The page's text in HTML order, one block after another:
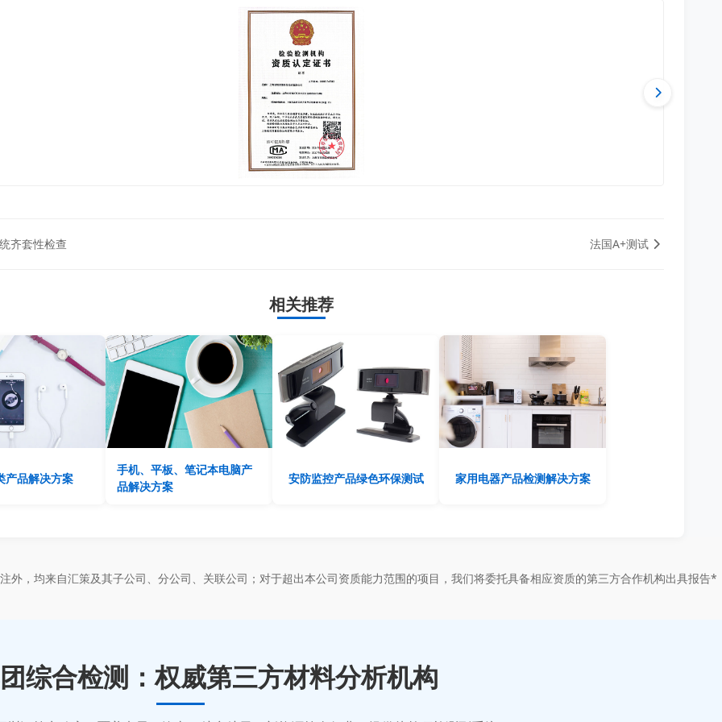
齐套性检查 法国A+测试
相关推荐
产品解决方案
手机、平板、笔记本电脑产
品解决方案
安防监控产品绿色环保测试 家用电器产品检测解决方案
，均来自汇策及其子公司、分公司、关联公司；对于超出本公司资质能力范围的项目，我们将委托具备相应资质的第三方合作机构出具报告*
综合检测：权威第三方材料分析机构